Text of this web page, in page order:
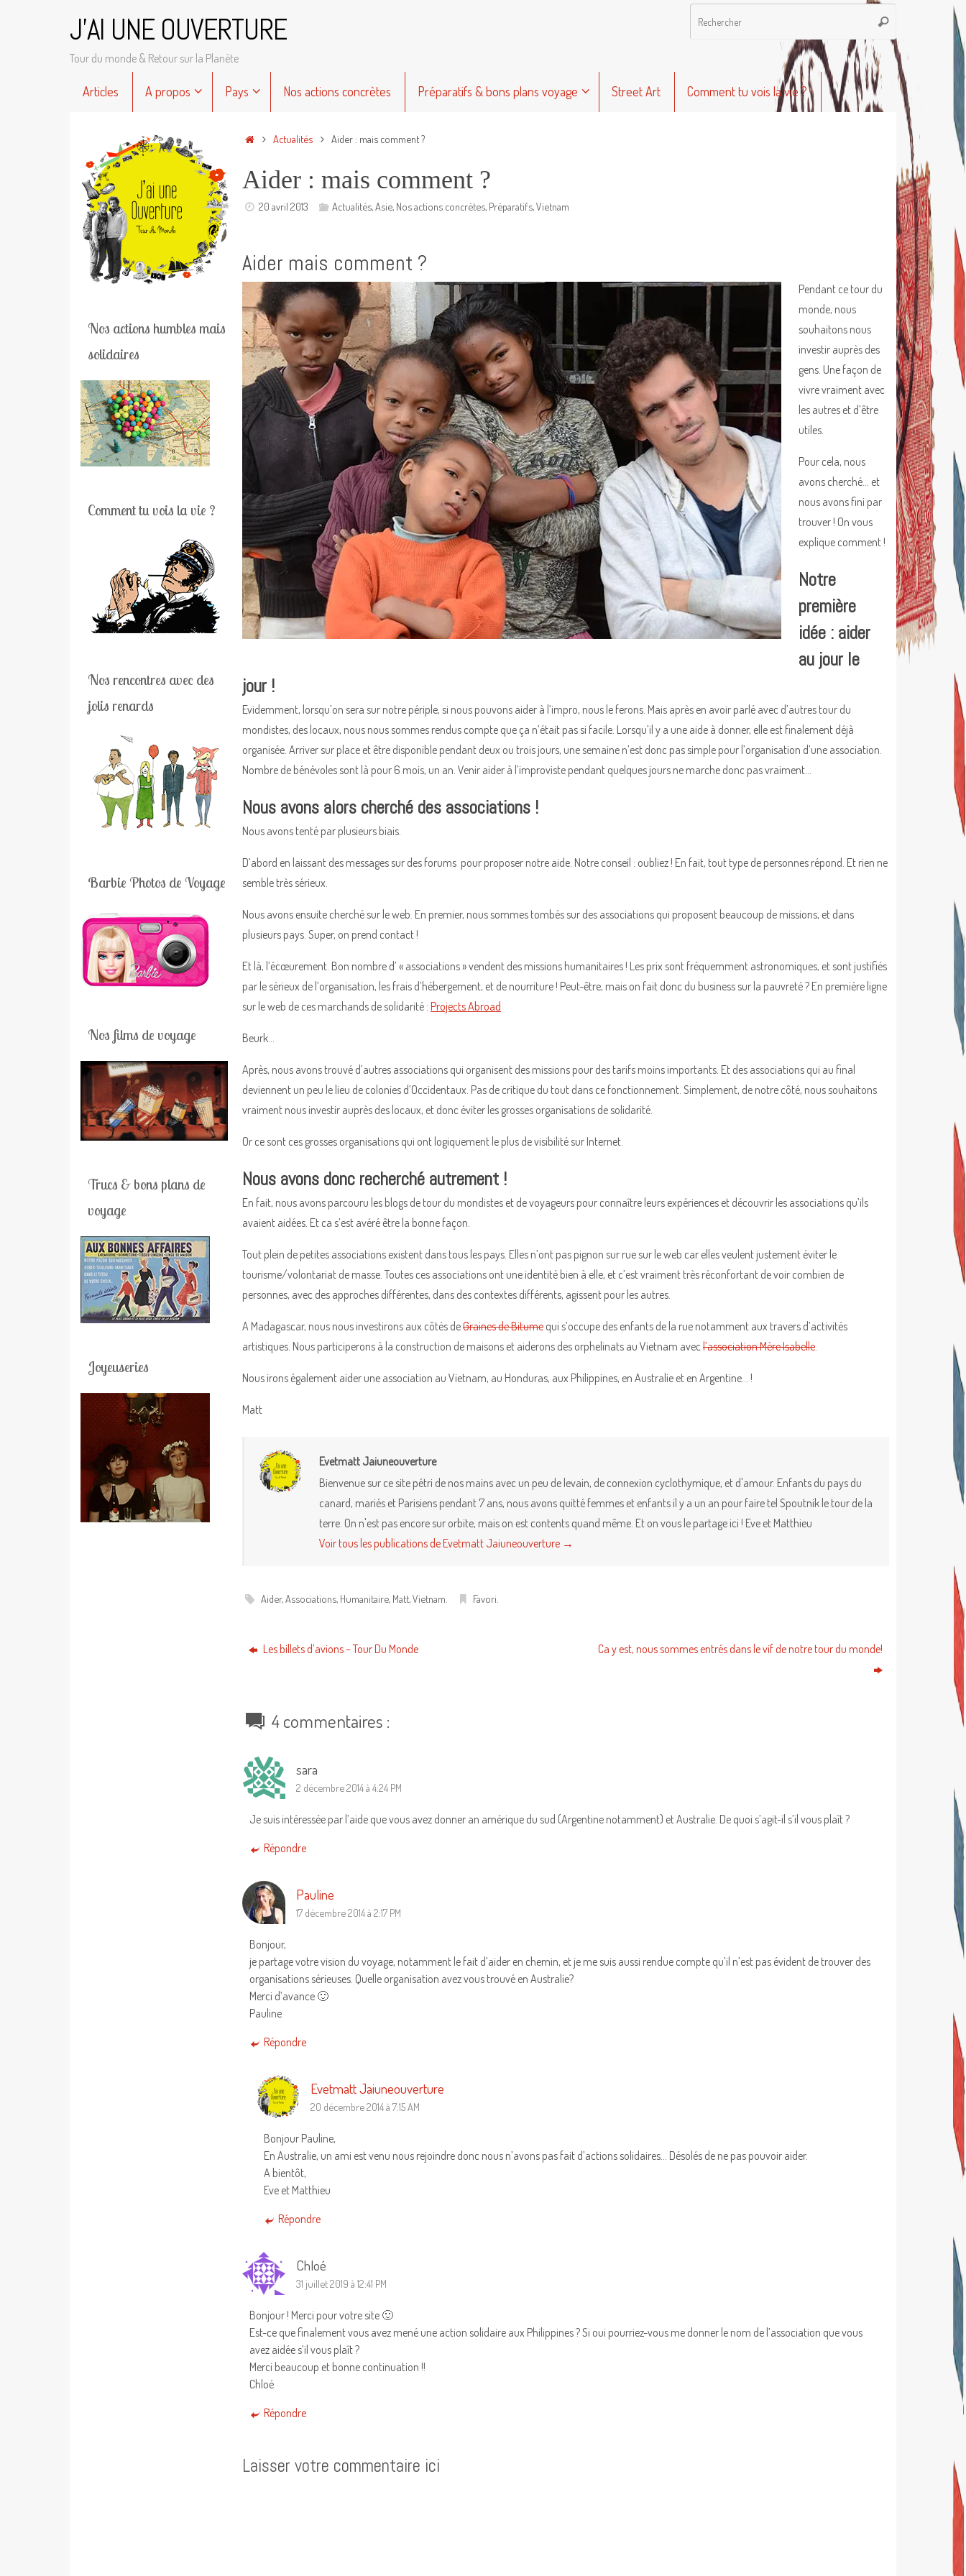
J'AI UNE OUVERTURE
Tour du monde & Retour sur la Planète
:
Rechercher
Articles A propos Pays Nos actions concrètes Préparatifs & bons plans voyage Street Art Comment tu vois la vie ?
AccueilActualités Aider : mais comment ?
Aider : mais comment ?
20 avril 2013 Actualités,Asie, Nos actions concrètes, Préparatifs,Vietnam
Aider mais comment ?
Pendant ce tour du
monde, nous
souhaitons nous
investir auprès des
gens. Une façon de
vivre vraiment avec
les autres et d’être
utiles.
Pour cela, nous
avons cherché… et
nous avons fini par
trouver ! On vous
explique comment !
Notre
première
idée : aider
au jour le
jour !
Evidemment, lorsqu’on sera sur notre périple, si nous pouvons aider à l’impro, nous le ferons. Mais après en avoir parlé avec d’autres tour du
mondistes, des locaux, nous nous sommes rendus compte que ça n’était pas si facile. Lorsqu’il y a une aide à donner, elle est finalement déjà
organisée. Arriver sur place et être disponible pendant deux ou trois jours, une semaine n’est donc pas simple pour l’organisation d’une association.
Nombre de bénévoles sont là pour 6 mois, un an. Venir aider à l’improviste pendant quelques jours ne marche donc pas vraiment…
Nous avons alors cherché des associations !
Nous avons tenté par plusieurs biais.
D’abord en laissant des messages sur des forums pour proposer notre aide. Notre conseil : oubliez ! En fait, tout type de personnes répond. Et rien ne
semble très sérieux.
Nous avons ensuite cherché sur le web. En premier, nous sommes tombés sur des associations qui proposent beaucoup de missions, et dans
plusieurs pays. Super, on prend contact !
Et là, l’écœurement. Bon nombre d’ « associations » vendent des missions humanitaires ! Les prix sont fréquemment astronomiques, et sont justifiés
par le sérieux de l’organisation, les frais d’hébergement, et de nourriture ! Peut-être, mais on fait donc du business sur la pauvreté ? En première ligne
sur le web de ces marchands de solidarité : Projects Abroad
Beurk…
Après, nous avons trouvé d’autres associations qui organisent des missions pour des tarifs moins importants. Et des associations qui au final
deviennent un peu le lieu de colonies d’Occidentaux. Pas de critique du tout dans ce fonctionnement. Simplement, de notre côté, nous souhaitons
vraiment nous investir auprès des locaux, et donc éviter les grosses organisations de solidarité.
Or ce sont ces grosses organisations qui ont logiquement le plus de visibilité sur Internet.
Nous avons donc recherché autrement !
En fait, nous avons parcouru les blogs de tour du mondistes et de voyageurs pour connaître leurs expériences et découvrir les associations qu’ils
avaient aidées. Et ca s’est avéré être la bonne façon.
Tout plein de petites associations existent dans tous les pays. Elles n’ont pas pignon sur rue sur le web car elles veulent justement éviter le
tourisme/volontariat de masse. Toutes ces associations ont une identité bien à elle, et c’est vraiment très réconfortant de voir combien de
personnes, avec des approches différentes, dans des contextes différents, agissent pour les autres.
A Madagascar, nous nous investirons aux côtés deGraines de Bitume qui s’occupe des enfants de la rue notamment aux travers d’activités
artistiques. Nous participerons à la construction de maisons et aiderons des orphelinats au Vietnam avecl’association Mère Isabelle.
Nous irons également aider une association au Vietnam, au Honduras, aux Philippines, en Australie et en Argentine… !
Matt
Evetmatt Jaiuneouverture
Bienvenue sur ce site pétri de nos mains avec un peu de levain, de connexion cyclothymique, et d'amour. Enfants du pays du
canard, mariés et Parisiens pendant 7 ans, nous avons quitté femmes et enfants il y a un an pour faire tel Spoutnik le tour de la
terre. On n'est pas encore sur orbite, mais on est contents quand même. Et on vous le partage ici ! Eve et Matthieu
Voir tous les publications de Evetmatt Jaiuneouverture →
Aider,Associations, Humanitaire, Matt,Vietnam Favori
Les billets d’avions – Tour Du Monde Ca y est, nous sommes entrés dans le vif de notre tour du monde!
4 commentaires :
sara
2 décembre 2014 à 4:24 PM
Je suis intéressée par l’aide que vous avez donner an amérique du sud (Argentine notamment) et Australie. De quoi s’agit-il s’il vous plaît ?
Répondre
Pauline
17 décembre 2014 à 2:17 PM
Bonjour,
je partage votre vision du voyage, notamment le fait d’aider en chemin, et je me suis aussi rendue compte qu’il n’est pas évident de trouver des
organisations sérieuses. Quelle organisation avez vous trouvé en Australie?
Merci d’avance 🙂
Pauline
Répondre
Evetmatt Jaiuneouverture
20 décembre 2014 à 7:15 AM
Bonjour Pauline,
En Australie, un ami est venu nous rejoindre donc nous n’avons pas fait d’actions solidaires… Désolés de ne pas pouvoir aider.
A bientôt,
Eve et Matthieu
Répondre
Chloé
31 juillet 2019 à 12:41 PM
Bonjour ! Merci pour votre site 🙂
Est-ce que finalement vous avez mené une action solidaire aux Philippines ? Si oui pourriez-vous me donner le nom de l’association que vous
avez aidée s’il vous plaît ?
Merci beaucoup et bonne continuation !!
Chloé
Répondre
Laisser votre commentaire ici
Nos actions humbles mais
solidaires
Comment tu vois la vie ?
Nos rencontres avec des
jolis renards
Barbie Photos de Voyage
Nos films de voyage
Trucs & bons plans de
voyage
Joyeuseries